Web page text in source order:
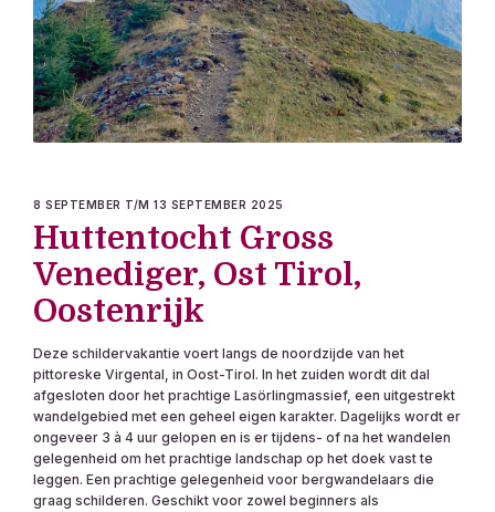
8 SEPTEMBER T/M 13 SEPTEMBER 2025
Huttentocht Gross
Venediger, Ost Tirol,
Oostenrijk
Deze schildervakantie voert langs de noordzijde van het
pittoreske Virgental, in Oost-Tirol. In het zuiden wordt dit dal
afgesloten door het prachtige Lasörlingmassief, een uitgestrekt
wandelgebied met een geheel eigen karakter. Dagelijks wordt er
ongeveer 3 à 4 uur gelopen en is er tijdens- of na het wandelen
gelegenheid om het prachtige landschap op het doek vast te
leggen. Een prachtige gelegenheid voor bergwandelaars die
graag schilderen. Geschikt voor zowel beginners als